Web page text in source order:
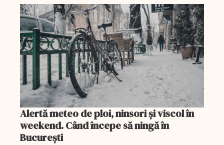
Alertă meteo de ploi, ninsori şi viscol în
weekend. Când începe să ningă în
Bucureşti